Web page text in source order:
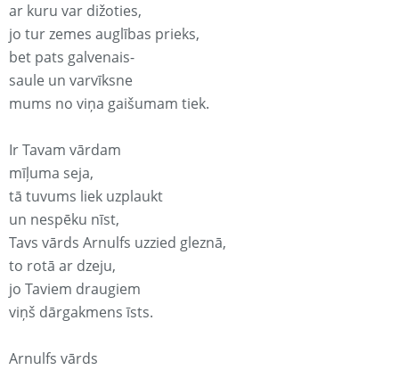
ar kuru var dižoties,
jo tur zemes auglības prieks,
bet pats galvenais-
saule un varvīksne
mums no viņa gaišumam tiek.
Ir Tavam vārdam
mīļuma seja,
tā tuvums liek uzplaukt
un nespēku nīst,
Tavs vārds Arnulfs uzzied gleznā,
to rotā ar dzeju,
jo Taviem draugiem
viņš dārgakmens īsts.
Arnulfs vārds